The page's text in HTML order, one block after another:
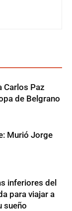
Carlos Paz
de Belgrano
Murió Jorge
inferiores del
para viajar a
sueño